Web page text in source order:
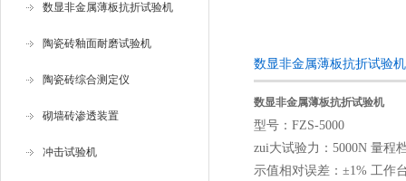
数显非金属薄板抗折试验机
陶瓷砖釉面耐磨试验机
陶瓷砖综合测定仪
砌墙砖渗透装置
冲击试验机
数显非金属薄板抗折试验
数显非金属薄板抗折试验机
型号：FZS-5000
zui大试验力：5000N 量程
示值相对误差：±1% 工作